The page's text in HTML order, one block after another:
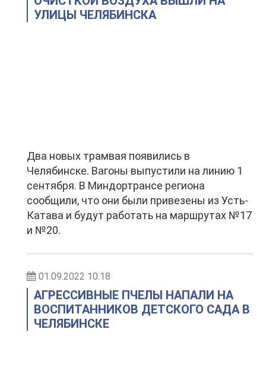
УЛИЦЫ ЧЕЛЯБИНСКА
Два новых трамвая появились в
Челябинске. Вагоны выпустили на линию 1
сентября. В Миндортрансе региона
сообщили, что они были привезены из Усть-
Катава и будут работать на маршрутах №17
и №20.
01.09.2022 10:18
АГРЕССИВНЫЕ ПЧЕЛЫ НАПАЛИ НА
ВОСПИТАННИКОВ ДЕТСКОГО САДА В
ЧЕЛЯБИНСКЕ